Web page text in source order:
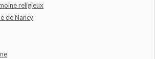
religieux
de Nancy